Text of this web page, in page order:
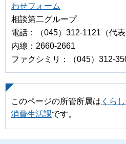
わせフォーム
相談第二グループ
電話：（045）312-1121（代表
内線：2660-2661
ファクシミリ：（045）312-
このページの所管所属は くら
消費生活課です。